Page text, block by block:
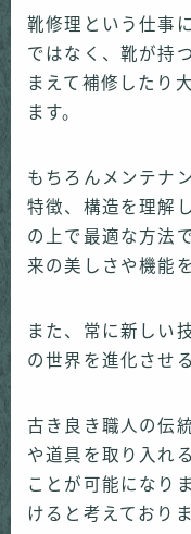
靴修理という仕事
ではなく、靴が持
まえて補修したり
ます。
もちろんメンテナ
特徴、構造を理解
の上で最適な方法
来の美しさや機能
また、常に新しい
の世界を進化させ
古き良き職人の伝
や道具を取り入れ
ことが可能になり
けると考えておりま